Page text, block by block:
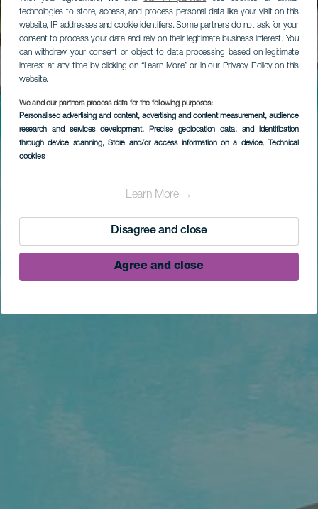
technologies to store, access, and process personal data like your visit on this
website, IP addresses and cookie identifiers. Some partners do not ask for your
consent to process your data and rely on their legitimate business interest. You
can withdraw your consent or object to data processing based on legitimate
interest at any time by clicking on “Learn More” or in our Privacy Policy on this
website.
We and our partners process data for the following purposes:
Personalised advertising and content, advertising and content measurement, audience
research and services development, Precise geolocation data, and identification
through device scanning, Store and/or access information on a device, Technical
cookies
Learn More →
Disagree and close
Agree and close